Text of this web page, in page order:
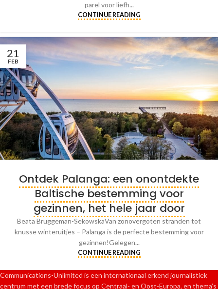
parel voor liefh...
CONTINUE READING
21
FEB
Ontdek Palanga: een onontdekte
Baltische bestemming voor
gezinnen, het hele jaar door
Beata Bruggeman-SekowskaVan zonovergoten stranden tot
knusse winteruitjes – Palanga is de perfecte bestemming voor
gezinnen!Gelegen...
CONTINUE READING
Communications-Unlimited is een internationaal erkend journalistiek
centrum met een brede focus op Centraal- en Oost-Europa, en thema’s